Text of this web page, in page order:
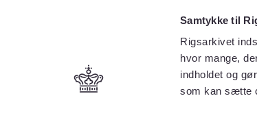
Samtykke til
Rigsarkivet
hvor mange,
indholdet og
som kan sætte